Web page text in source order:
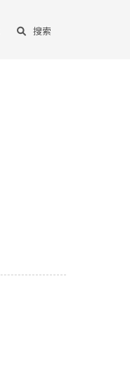
搜索